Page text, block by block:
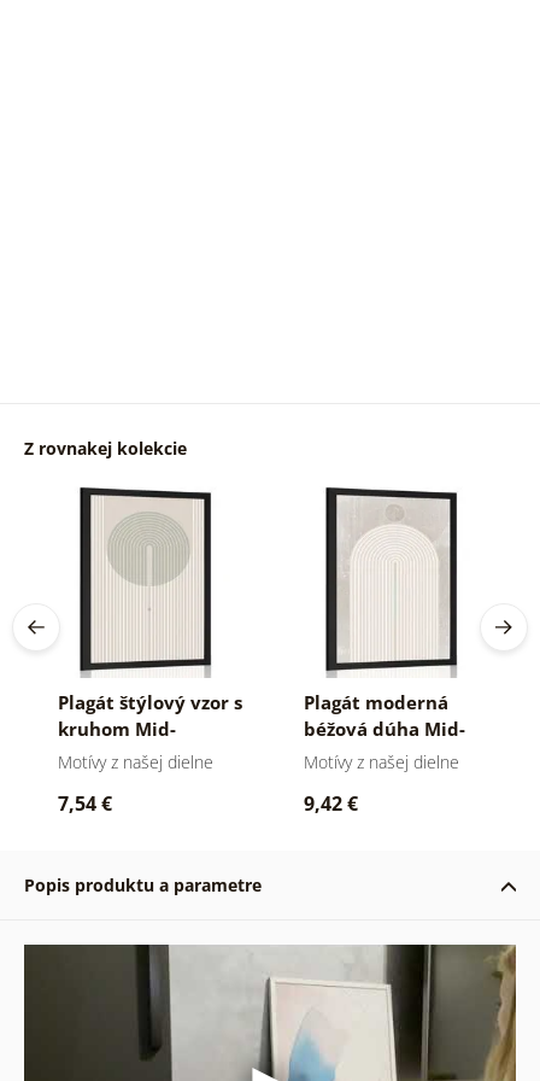
Z rovnakej kolekcie
Plagát štýlový vzor s
kruhom Mid-
Century
Motívy z našej dielne
7,54 €
Plagát moderná
béžová dúha Mid-
Century
Motívy z našej dielne
9,42 €
Popis produktu a parametre